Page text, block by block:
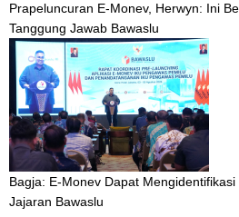
Prapeluncuran E-Monev, Herwyn: Ini
Tanggung Jawab Bawaslu
Bagja: E-Monev Dapat
Jajaran Bawaslu